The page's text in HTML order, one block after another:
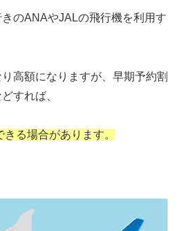
きのANAやJALの飛行機を利用す
高額になりますが、早期予約割
すれば、
る場合があります。